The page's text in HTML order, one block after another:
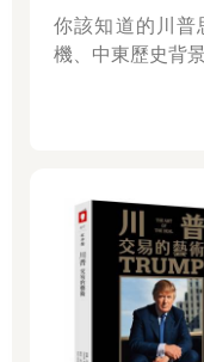
你該知道的川普
機、中東歷史背